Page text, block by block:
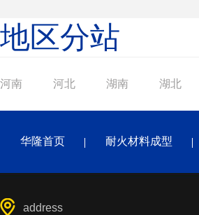
地区分站
河南 河北 湖南 湖北
华隆首页 耐火材料成型
address